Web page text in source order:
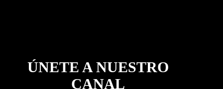
ÚNETE A NUESTRO
CANAL